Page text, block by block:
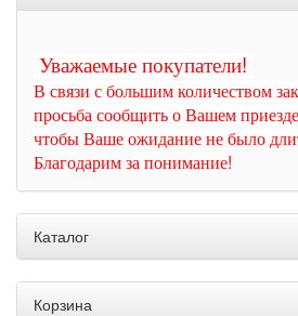
Уважаемые покупатели!
В связи с большим количеством
просьба сообщить о Вашем
чтобы Ваше ожидание не было
Благодарим за понимание!
Каталог
Корзина